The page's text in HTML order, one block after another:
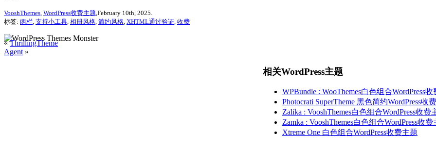
VooshThemes WordPress收费主题 ,February 10th, 2025.
标签: 两栏 支持小工具 相册风格 简约风格 XHTML通过验证 收费
«ThrillingTheme
Agent »
相关WordPress主题
WPBundle : WooThemes白色组合WordPress
Photocrati SuperTheme 黑色简约WordPress收
Zalika : VooshThemes白色组合WordPress收费
Zamka : VooshThemes白色组合WordPress收费
Xtreme One 白色组合WordPress收费主题